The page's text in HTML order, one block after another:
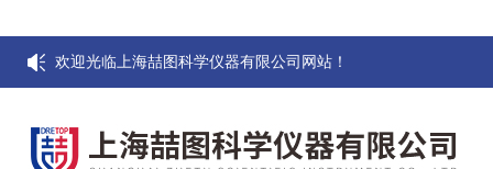
欢迎光临上海喆图科学仪器有限公司网站！